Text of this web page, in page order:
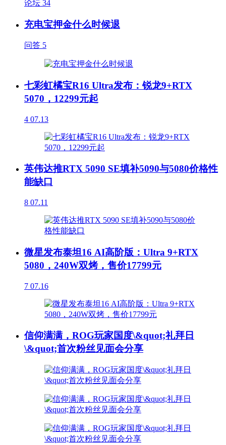
论坛 34
充电宝押金什么时候退
问答 5
七彩虹橘宝R16 Ultra发布：锐龙9+RTX
5070，12299元起
4 07.13
英伟达推RTX 5090 SE填补5090与5080价格性
能缺口
8 07.11
微星发布泰坦16 AI高阶版：Ultra 9+RTX
5080，240W双烤，售价17799元
7 07.16
信仰满满，ROG玩家国度\&quot;礼拜日
\&quot;首次粉丝见面会分享